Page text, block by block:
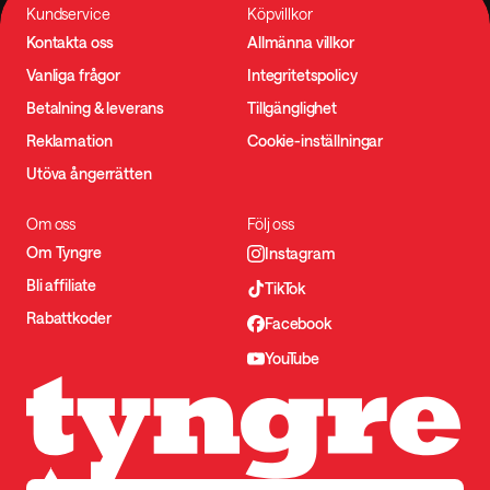
Kundservice
Kontakta oss
Vanliga frågor
Betalning & leverans
Reklamation
Utöva ångerrätten
Köpvillkor
Allmänna villkor
Integritetspolicy
Tillgänglighet
Cookie-inställningar
Om oss
Om Tyngre
Bli affiliate
Rabattkoder
Följ oss
Instagram
TikTok
Facebook
YouTube